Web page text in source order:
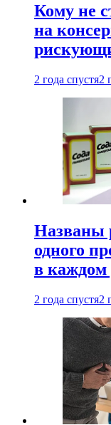
Кому не
на
2 года спустя2
Названы
одного
в каждом
2 года спустя2